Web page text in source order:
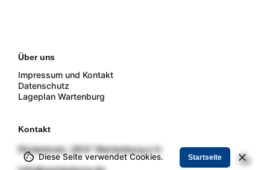
Über uns
Impressum und Kontakt
Datenschutz
Lageplan Wartenburg
Kontakt
Förderkreis „1813“ Wartenburg e.V.
Diese Seite verwendet Cookies. Startseite